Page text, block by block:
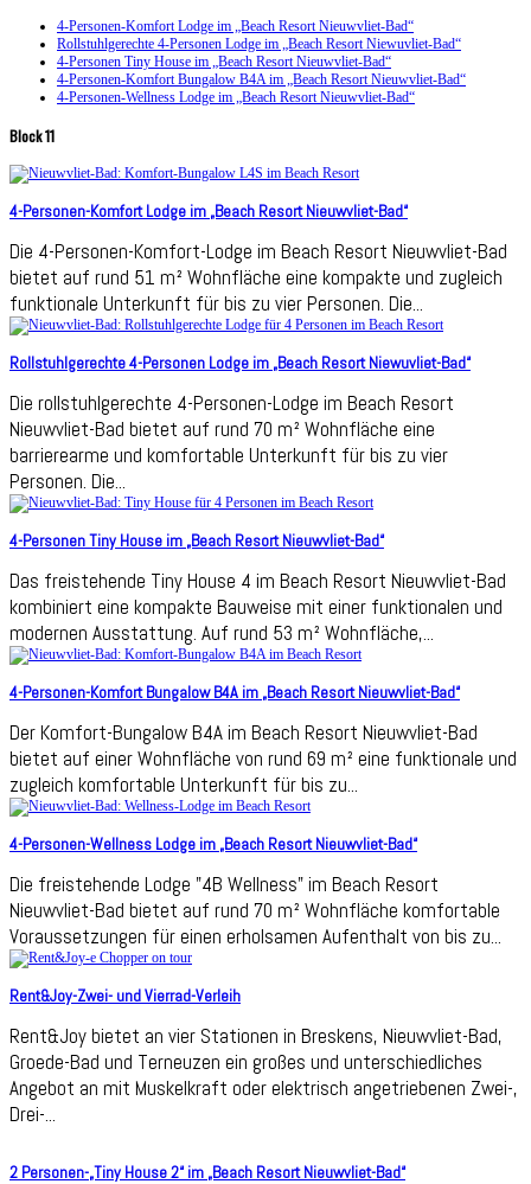
4-Personen-Komfort Lodge im „Beach Resort Nieuwvliet-Bad“
Rollstuhlgerechte 4-Personen Lodge im „Beach Resort Niewuvliet-Bad“
4-Personen Tiny House im „Beach Resort Nieuwvliet-Bad“
4-Personen-Komfort Bungalow B4A im „Beach Resort Nieuwvliet-Bad“
4-Personen-Wellness Lodge im „Beach Resort Nieuwvliet-Bad“
Block 11
4-Personen-Komfort Lodge im „Beach Resort Nieuwvliet-Bad“
Die 4-Personen-Komfort-Lodge im Beach Resort Nieuwvliet-Bad
bietet auf rund 51 m² Wohnfläche eine kompakte und zugleich
funktionale Unterkunft für bis zu vier Personen. Die...
Rollstuhlgerechte 4-Personen Lodge im „Beach Resort Niewuvliet-Bad“
Die rollstuhlgerechte 4-Personen-Lodge im Beach Resort
Nieuwvliet-Bad bietet auf rund 70 m² Wohnfläche eine
barrierearme und komfortable Unterkunft für bis zu vier
Personen. Die...
4-Personen Tiny House im „Beach Resort Nieuwvliet-Bad“
Das freistehende Tiny House 4 im Beach Resort Nieuwvliet-Bad
kombiniert eine kompakte Bauweise mit einer funktionalen und
modernen Ausstattung. Auf rund 53 m² Wohnfläche,...
4-Personen-Komfort Bungalow B4A im „Beach Resort Nieuwvliet-Bad“
Der Komfort-Bungalow B4A im Beach Resort Nieuwvliet-Bad
bietet auf einer Wohnfläche von rund 69 m² eine funktionale und
zugleich komfortable Unterkunft für bis zu...
4-Personen-Wellness Lodge im „Beach Resort Nieuwvliet-Bad“
Die freistehende Lodge "4B Wellness" im Beach Resort
Nieuwvliet-Bad bietet auf rund 70 m² Wohnfläche komfortable
Voraussetzungen für einen erholsamen Aufenthalt von bis zu...
Rent&Joy-Zwei- und Vierrad-Verleih
Rent&Joy bietet an vier Stationen in Breskens, Nieuwvliet-Bad,
Groede-Bad und Terneuzen ein großes und unterschiedliches
Angebot an mit Muskelkraft oder elektrisch angetriebenen Zwei-,
Drei-...
2 Personen-„Tiny House 2“ im „Beach Resort Nieuwvliet-Bad“